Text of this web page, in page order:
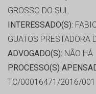
GROSSO DO SUL
INTERESSADO(S):
GUATOS PRESTADORA
ADVOGADO(S): NÃO HÁ
PROCESSO(S)
TC/00016471/2016/001